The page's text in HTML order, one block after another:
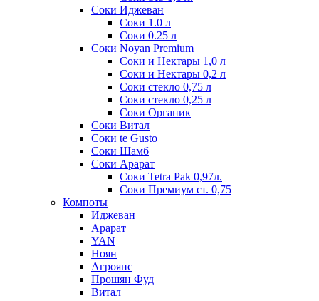
Соки Иджеван
Соки 1.0 л
Соки 0.25 л
Соки Noyan Premium
Соки и Нектары 1,0 л
Соки и Нектары 0,2 л
Соки стекло 0,75 л
Соки стекло 0,25 л
Соки Органик
Соки Витал
Соки te Gusto
Соки Шамб
Соки Арарат
Соки Tetra Pak 0,97л.
Соки Премиум ст. 0,75
Компоты
Иджеван
Арарат
YAN
Ноян
Агроянс
Прошян Фуд
Витал